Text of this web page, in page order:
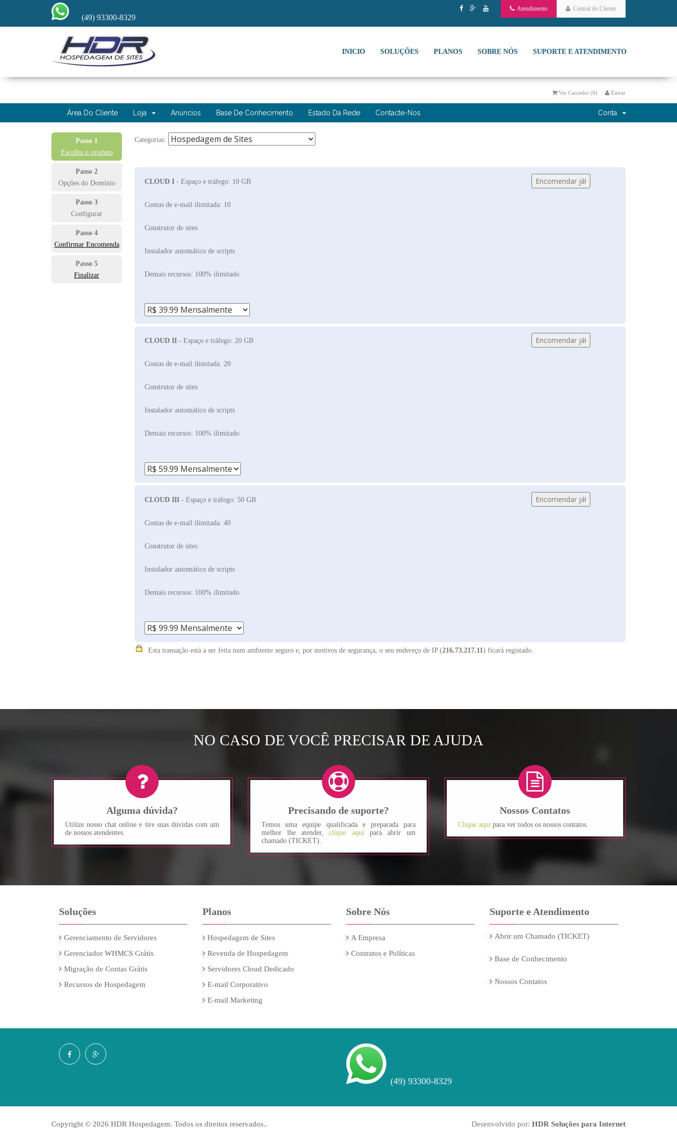
(49) 93300-8329
Central do Cliente
Atendimento
INICIO SOLUÇÕES PLANOS SOBRE NÓS SUPORTE E ATENDIMENTO
Entrar
Ver Carrinho (0)
Área Do Cliente Loja Anúncios Base De Conhecimento Estado Da Rede Contacte-Nos Conta
Passo 1
Escolha o produto
Passo 2
Opções do Domínio
Passo 3
Configurar
Passo 4
Confirmar Encomenda
Passo 5
Finalizar
Categorias:
CLOUD I - Espaço e tráfego: 10 GB
Contas de e-mail ilimitada: 10
Construtor de sites
Instalador automático de scripts
Demais recursos: 100% ilimitado
CLOUD II - Espaço e tráfego: 20 GB
Contas de e-mail ilimitada: 20
Construtor de sites
Instalador automático de scripts
Demais recursos: 100% ilimitado
CLOUD III - Espaço e tráfego: 50 GB
Contas de e-mail ilimitada: 40
Construtor de sites
Instalador automático de scripts
Demais recursos: 100% ilimitado
Esta transação está a ser feita num ambiente seguro e, por motivos de segurança, o seu endereço de IP (216.73.217.11) ficará registado.
NO CASO DE VOCÊ PRECISAR DE AJUDA
Alguma dúvida?
Utilize nosso chat online e tire suas dúvidas com um
de nossos atendentes.
Precisando de suporte?
Temos uma equipe qualificada e preparada para
melhor lhe atender,clique aquipara abrir um
chamado (TICKET).
Nossos Contatos
Clique aqui para ver todos os nossos contatos.
Soluções
Gerenciamento de Servidores
Gerenciador WHMCS Grátis
Migração de Contas Grátis
Recursos de Hospedagem
Planos
Hospedagem de Sites
Revenda de Hospedagem
Servidores Cloud Dedicado
E-mail Corporativo
E-mail Marketing
Sobre Nós
A Empresa
Contratos e Políticas
Suporte e Atendimento
Abrir um Chamado (TICKET)
Base de Conhecimento
Nossos Contatos
(49) 93300-8329
Copyright © 2026 HDR Hospedagem. Todos os direitos reservados.. Desenvolvido por: HDR Soluções para Internet